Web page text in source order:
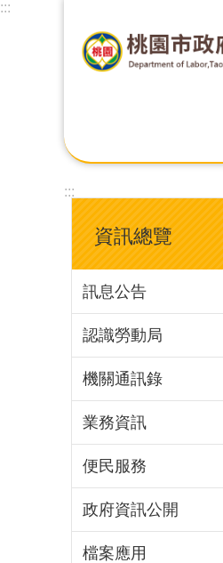
:::
:::
資訊總覽
訊息公告
認識勞動局
機關通訊錄
業務資訊
便民服務
政府資訊公開
檔案應用